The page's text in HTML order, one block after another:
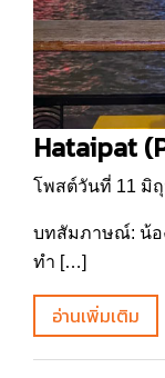
Hataipat
โพสต์วันที่ 11 มิ
บทสัมภาษณ์: น้อ
ทำ […]
อ่านเพิ่มเติม